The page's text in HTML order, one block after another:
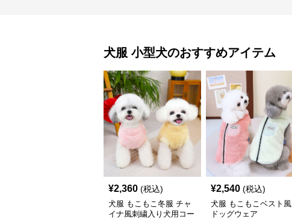
犬服 小型犬のおすすめアイテム
¥2,360 (税込)
犬服 もこもこ冬服 チャ
イナ風刺繍入り犬用コー
¥2,540 (税込)
犬服 もこもこベスト風
ドッグウェア